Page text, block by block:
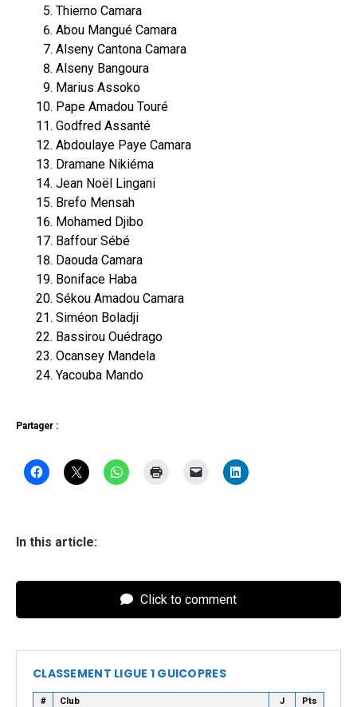
Thierno Camara
Abou Mangué Camara
Alseny Cantona Camara
Alseny Bangoura
Marius Assoko
Pape Amadou Touré
Godfred Assanté
Abdoulaye Paye Camara
Dramane Nikiéma
Jean Noël Lingani
Brefo Mensah
Mohamed Djibo
Baffour Sébé
Daouda Camara
Boniface Haba
Sékou Amadou Camara
Siméon Boladji
Bassirou Ouédrago
Ocansey Mandela
Yacouba Mando
Partager :
In this article:
Click to comment
CLASSEMENT LIGUE 1 GUICOPRES
# Club J Pts